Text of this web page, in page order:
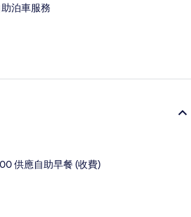
泊車服務
供應自助早餐 (收費)